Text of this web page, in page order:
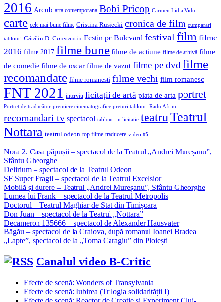
2016 Arcub arta contemporana Bobi Pricop Carmen Lidia Vidu
carte cele mai bune filme Cristina Rusiecki cronica de film cumparari
tablouri Cătălin D. Constantin Festin pe Bulevard festival film filme
2016 filme 2017 filme bune filme de actiune filme de arhivă filme
de comedie filme de oscar filme de vazut filme pe dvdfilme
recomandate filme romanesti filme vechi film romanesc
FNT 2021 interviu licitații de artă piata de arta portret
Portret de traducător premiere cinematografice preturi tablouri Radu Afrim
recomandari tv spectacol tablouri in licitatie teatruTeatrul
Nottara teatrul odeon top filme traducere video #5
Nora 2. Casa păpușii – spectacol de la Teatrul „Andrei Mureșanu”,
Sfântu Gheorghe
Delirium – spectacol de la Teatrul Odeon
SF Super Fragil – spectacol de la Teatrul Excelsior
Mobilă și durere – Teatrul „Andrei Mureșanu”, Sfântu Gheorghe
Lumea lui Frank – spectacol de la Teatrul Metropolis
Doctorul – Teatrul Maghiar de Stat din Timișoara
Don Juan – spectacol de la Teatrul „Nottara”
Decameron 135666 – spectacol de Alexander Hausvater
Băgău – spectacol de la Craiova, după romanul Ioanei Bradea
„Lapte”, spectacol de la „Toma Caragiu” din Ploiești
Canalul video B-Critic
Efecte de scenă: Wonders of Transylvania
Efecte de scenă: Iubirea (Trilogia solidarității I)